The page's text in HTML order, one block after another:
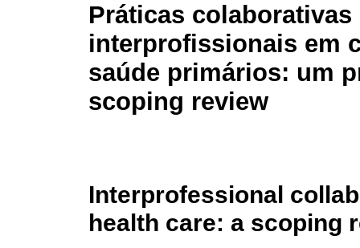
Práticas colaborativas
interprofissionais em
saúde primários: um
scoping review
Interprofessional
health care: a scoping